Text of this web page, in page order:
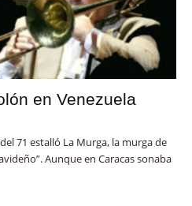
en Venezuela
71 estalló La Murga, la murga de
Aunque en Caracas sonaba